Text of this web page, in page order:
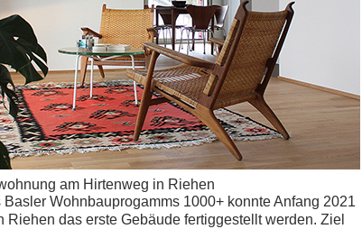
am Hirtenweg in Riehen
Basler Wohnbauprogamms 1000+ konnte Anfang 2021
Riehen das erste Gebäude fertiggestellt werden. Ziel